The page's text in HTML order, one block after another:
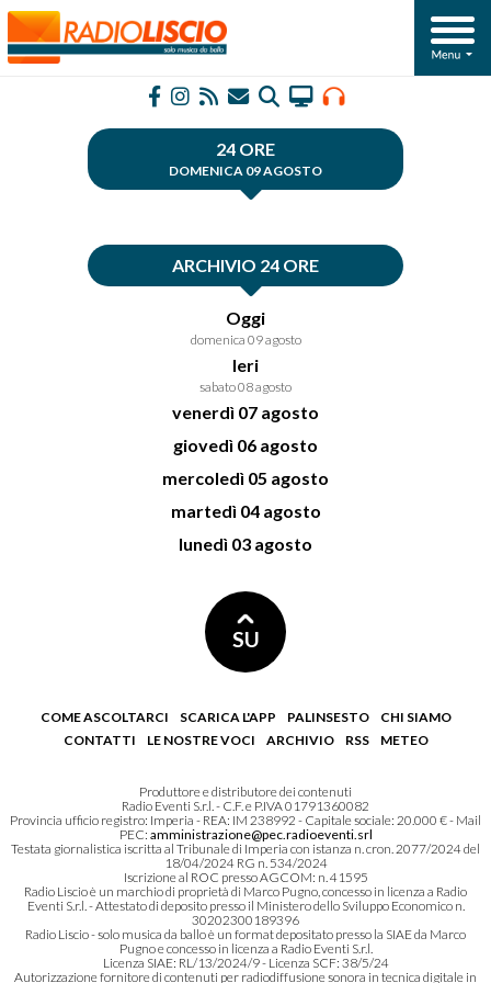
24 ORE
DOMENICA 09 AGOSTO
ARCHIVIO 24 ORE
Oggi
domenica 09 agosto
Ieri
sabato 08 agosto
venerdì 07 agosto
giovedì 06 agosto
mercoledì 05 agosto
martedì 04 agosto
lunedì 03 agosto
SU
COME ASCOLTARCI SCARICA L'APP PALINSESTO
CHI SIAMO
CONTATTI
LE NOSTRE VOCI ARCHIVIO RSS METEO
Produttore e distributore dei contenuti
Radio Eventi S.r.l. - C.F. e P.IVA 01791360082
Provincia ufficio registro: Imperia - REA: IM 238992 - Capitale sociale: 20.000 € - Mail
PEC: amministrazione@pec.radioeventi.srl
Testata giornalistica iscritta al Tribunale di Imperia con istanza n. cron. 2077/2024 del
18/04/2024 RG n. 534/2024
Iscrizione al ROC presso AGCOM: n. 41595
Radio Liscio è un marchio di proprietà di Marco Pugno, concesso in licenza a Radio
Eventi S.r.l. - Attestato di deposito presso il Ministero dello Sviluppo Economico n.
30202300189396
Radio Liscio - solo musica da ballo è un format depositato presso la SIAE da Marco
Pugno e concesso in licenza a Radio Eventi S.r.l.
Licenza SIAE: RL/13/2024/9 - Licenza SCF: 38/5/24
Autorizzazione fornitore di contenuti per radiodiffusione sonora in tecnica digitale in